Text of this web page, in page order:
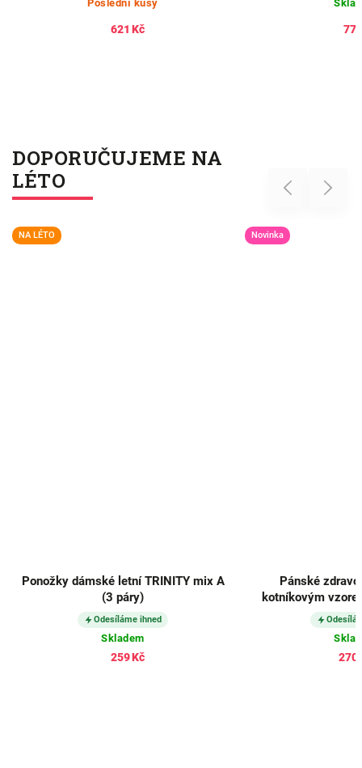
Poslední kusy
621 Kč
DOPORUČUJEME NA
LÉTO
Previous
NA LÉTO
Ponožky dámské letní TRINITY mix A
(3 páry)
Odesíláme ihned
Skladem
259 Kč
Novinka
Pánské
kotníkovým
lemem a
270
Next